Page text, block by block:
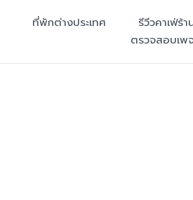
ที่พักต่างประเทศ รีวีวคาเฟ่ร้
ตรวจสอบเพ